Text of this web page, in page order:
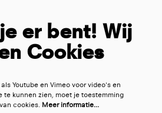
er bent! Wij
Cookies
Youtube en Vimeo voor video's en
te kunnen zien, moet je toestemming
cookies. Meer informatie…